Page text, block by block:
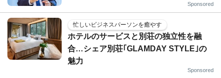
Sponsored
忙しいビジネスパーソンを癒やす
ホテルのサービスと別荘の独立性を融
合…シェア別荘｢GLAMDAY STYLE｣の
魅力
Sponsored